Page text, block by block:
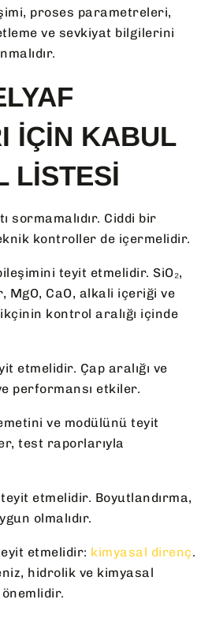
proses parametreleri,
ve sevkiyat bilgilerini
İÇIN KABUL
LISTESI
sormamalıdır. Ciddi bir
kontroller de içermelidir.
teyit etmelidir. SiO₂,
MgO, CaO, alkali içeriği ve
kontrol aralığı içinde
etmelidir. Çap aralığı ve
performansı etkiler.
ve modülünü teyit
test raporlarıyla
teyit etmelidir. Boyutlandırma,
olmalıdır.
etmelidir: kimyasal direnç.
hidrolik ve kimyasal